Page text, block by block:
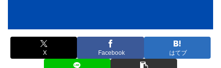
X Facebook はてブ